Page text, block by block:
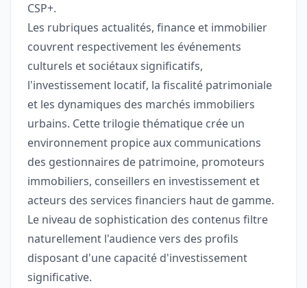
CSP+.
Les rubriques actualités, finance et immobilier
couvrent respectivement les événements
culturels et sociétaux significatifs,
l'investissement locatif, la fiscalité patrimoniale
et les dynamiques des marchés immobiliers
urbains. Cette trilogie thématique crée un
environnement propice aux communications
des gestionnaires de patrimoine, promoteurs
immobiliers, conseillers en investissement et
acteurs des services financiers haut de gamme.
Le niveau de sophistication des contenus filtre
naturellement l'audience vers des profils
disposant d'une capacité d'investissement
significative.